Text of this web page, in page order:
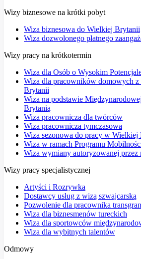
Wizy biznesowe na krótki pobyt
Wiza biznesowa do Wielkiej Brytanii
Wiza dozwolonego płatnego
Wizy pracy na krótkotermin
Wiza dla Osób o Wysokim
Wiza dla pracowników domowych
Brytanii
Wiza na podstawie
Brytanią
Wiza pracownicza dla twórców
Wiza pracownicza tymczasowa
Wiza sezonowa do pracy w Wielkiej
Wiza w ramach Programu
Wiza wymiany autoryzowanej
Wizy pracy specjalistycznej
Artyści i Rozrywka
Dostawcy usług z wizą szwajcarską
Pozwolenie dla pracownika
Wiza dla biznesmenów tureckich
Wiza dla sportowców
Wiza dla wybitnych talentów
Odmowy